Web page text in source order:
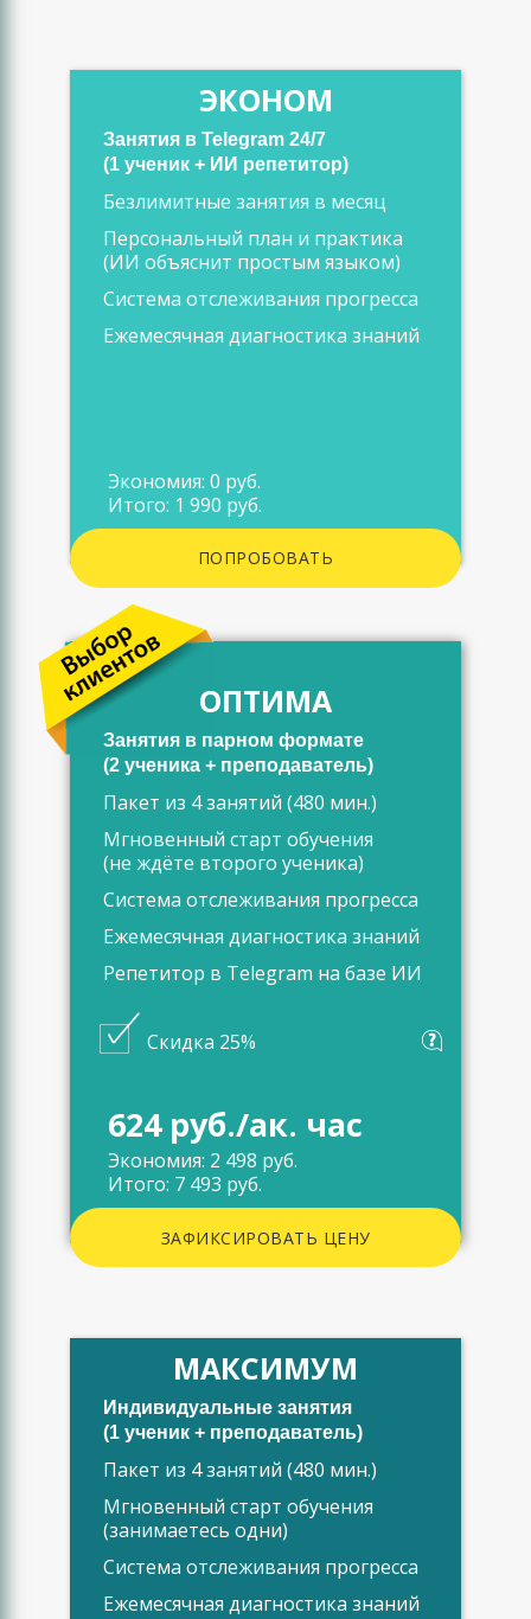
ЭКОНОМ
Занятия в Telegram 24/7
(1 ученик + ИИ репетитор)
Безлимитные занятия в месяц
Персональный план и практика
(ИИ объяснит простым языком)
Система отслеживания прогресса
Ежемесячная диагностика знаний
Экономия: 0 руб.
Итого: 1 990 руб.
ПОПРОБОВАТЬ
ОПТИМА
Занятия в парном формате
(2 ученика + преподаватель)
Пакет из 4 занятий (480 мин.)
Мгновенный старт обучения
(не ждёте второго ученика)
Система отслеживания прогресса
Ежемесячная диагностика знаний
Репетитор в Telegram на базе ИИ
Скидка 25%
624 руб./ак. час
Экономия: 2 498 руб.
Итого: 7 493 руб.
ЗАФИКСИРОВАТЬ ЦЕНУ
МАКСИМУМ
Индивидуальные занятия
(1 ученик + преподаватель)
Пакет из 4 занятий (480 мин.)
Мгновенный старт обучения
(занимаетесь одни)
Система отслеживания прогресса
Ежемесячная диагностика знаний